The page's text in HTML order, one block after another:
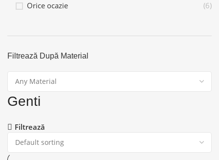
Orice ocazie (6)
Filtrează După Material
Genti
Filtrează